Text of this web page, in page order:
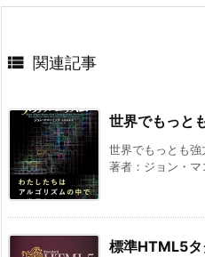
 関連記事
世界でもっと
世界でもっとも
著者：ジョン・
標準HTML5タ